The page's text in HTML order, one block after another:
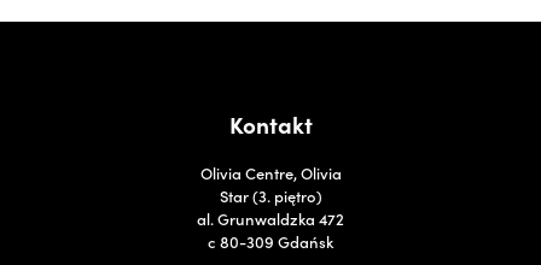
Kontakt
Olivia Centre, Olivia
Star (3. piętro)
al. Grunwaldzka 472
c 80-309 Gdańsk